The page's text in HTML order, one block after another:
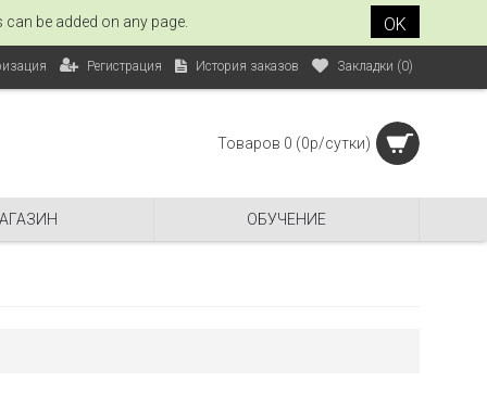
be added on any page. OK
Регистрация История заказов Закладки (0)
Товаров 0 (0р/сутки)
ОБУЧЕНИЕ